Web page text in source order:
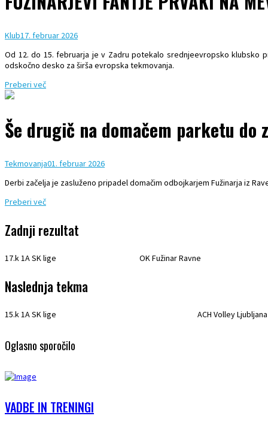
Klub17. februar 2026
Od 12. do 15. februarja je v Zadru potekalo srednjeevropsko klubsko
odskočno desko za širša evropska tekmovanja.
Preberi več
Še drugič na domačem parketu do
Tekmovanja01. februar 2026
Derbi začelja je zasluženo pripadel domačim odbojkarjem Fužinarja iz
Preberi več
Zadnji rezultat
17.k 1A SK lige OK Fužinar Ravne
Naslednja tekma
15.k 1A SK lige ACH Volley Ljubljana
Oglasno sporočilo
VADBE IN TRENINGI